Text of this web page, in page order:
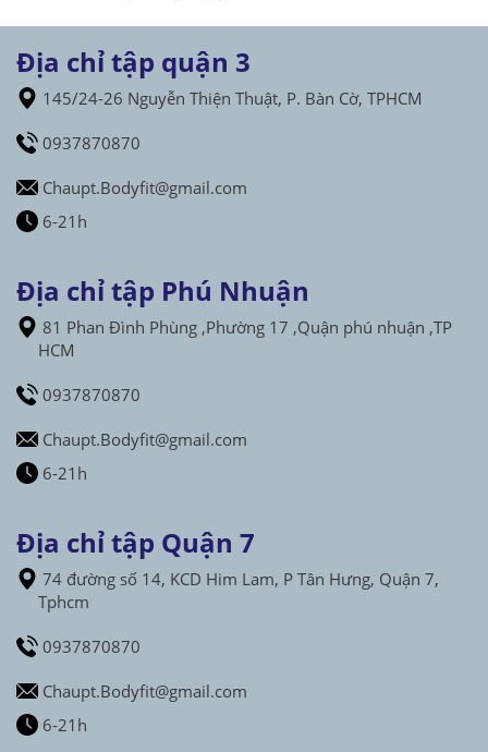
Địa chỉ tập quận 3
145/24-26 Nguyễn Thiện Thuật, P. Bàn Cờ, TPHCM
0937870870
Chaupt.Bodyfit@gmail.com
6-21h
Địa chỉ tập Phú Nhuận
81 Phan Đình Phùng ,Phường 17 ,Quận phú nhuận ,TP
HCM
0937870870
Chaupt.Bodyfit@gmail.com
6-21h
Địa chỉ tập Quận 7
74 đường số 14, KCD Him Lam, P Tân Hưng, Quận 7,
Tphcm
0937870870
Chaupt.Bodyfit@gmail.com
6-21h